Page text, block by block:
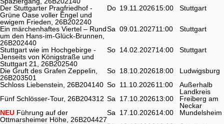
Der Stuttgarter Pragfriedhof -
Grüne Oase voller Engel und
ewigem Frieden, 26B202240
Do 19.11.202615:00 Stuttgart
Ein märchenhaftes Viertel – Rund
um den Hans-im-Glück-Brunnen,
26B202440
Sa 09.01.202711:00 Stuttgart
Stuttgart wie im Hochgebirge -
Jenseits von Königstraße und
Stuttgart 21, 26B202540
So 14.02.202714:00 Stuttgart
Die Gruft des Grafen Zeppelin,
26B203501
So 18.10.202618:00
Ludwigsburg
Schloss Liebenstein, 26B204140 So 11.10.202611:00
Außerhalb
Landkreis
Fünf Schlösser-Tour, 26B204312 Sa 17.10.202613:00
Freiberg am
Neckar
NEU Führung auf der
Ottmarsheimer Höhe, 26B204427
Sa 17.10.202614:00
Mundelsheim